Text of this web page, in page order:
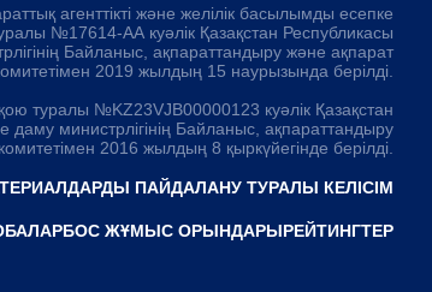
агенттікті және желілік басылымды есепке
№17614-АА куәлік Қазақстан Республикасы
Байланыс, ақпараттандыру және ақпарат
2019 жылдың 15 наурызында берілді.
туралы №KZ23VJB00000123 куәлік Қазақстан
министрлігінің Байланыс, ақпараттандыру
2016 жылдың 8 қыркүйегінде берілді.
ПАЙДАЛАНУ ТУРАЛЫ КЕЛІСІМ
БОС ЖҰМЫС ОРЫНДАРЫРЕЙТИНГТЕР